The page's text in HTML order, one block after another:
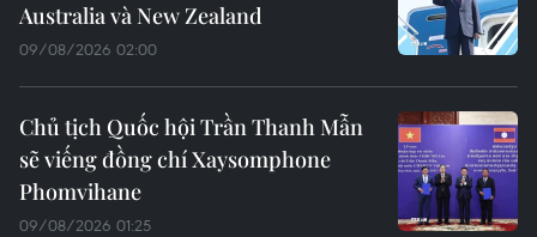
Australia và New Zealand
09/08/2026 02:00
Chủ tịch Quốc hội Trần Thanh Mẫn
sẽ viếng đồng chí Xaysomphone
Phomvihane
09/08/2026 01:25